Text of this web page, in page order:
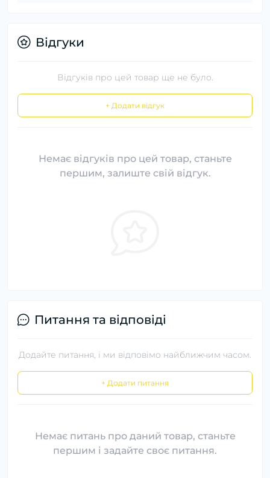
Відгуки
Відгуків про цей товар ще не було.
+ Додати відгук
Немає відгуків про цей товар, станьте
першим, залиште свій відгук.
Питання та відповіді
Додайте питання, і ми відповімо найближчим часом.
+ Додати питання
Немає питань про даний товар, станьте
першим і задайте своє питання.